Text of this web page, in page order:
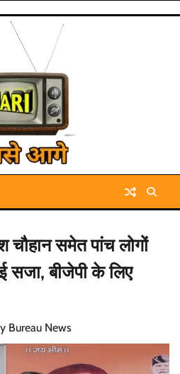
समेत पांच लोगों
सजा, बीजेपी के लिए
Bureau News